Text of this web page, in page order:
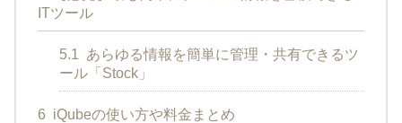
ITツール
5.1 あらゆる情報を簡単に管理・共有できるツ
ール「Stock」
6 iQubeの使い方や料金まとめ